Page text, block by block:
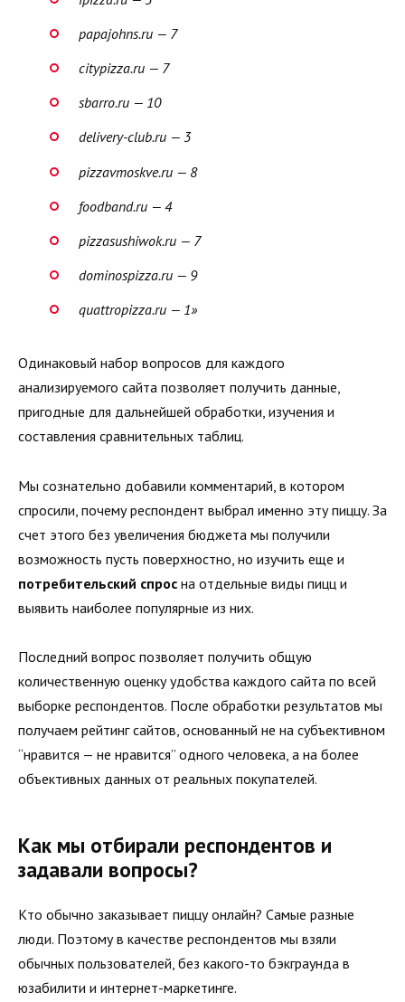
papajohns.ru — 7
citypizza.ru — 7
sbarro.ru — 10
delivery-club.ru — 3
pizzavmoskve.ru — 8
foodband.ru — 4
pizzasushiwok.ru — 7
dominospizza.ru — 9
quattropizza.ru — 1»
Одинаковый набор вопросов для каждого
анализируемого сайта позволяет получить данные,
пригодные для дальнейшей обработки, изучения и
составления сравнительных таблиц.
Мы сознательно добавили комментарий, в котором
спросили, почему респондент выбрал именно эту пиццу. За
счет этого без увеличения бюджета мы получили
возможность пусть поверхностно, но изучить еще и
потребительский спрос на отдельные виды пицц и
выявить наиболее популярные из них.
Последний вопрос позволяет получить общую
количественную оценку удобства каждого сайта по всей
выборке респондентов. После обработки результатов мы
получаем рейтинг сайтов, основанный не на субъективном
“нравится — не нравится” одного человека, а на более
объективных данных от реальных покупателей.
Как мы отбирали респондентов и
задавали вопросы?
Кто обычно заказывает пиццу онлайн? Самые разные
люди. Поэтому в качестве респондентов мы взяли
обычных пользователей, без какого-то бэкграунда в
юзабилити и интернет-маркетинге.